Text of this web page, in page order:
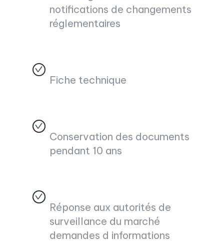
notifications de changements
réglementaires
Fiche technique
Conservation des documents
pendant 10 ans
Réponse aux autorités de
surveillance du marché
demandes d informations